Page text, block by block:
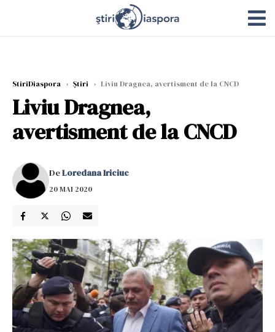
StiriDiaspora › Știri › Liviu Dragnea, avertisment de la CNCD
Liviu Dragnea,
avertisment de la CNCD
DeLoredana Iriciuc
20 MAI 2020